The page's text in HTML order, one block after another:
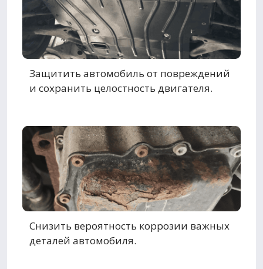
Защитить автомобиль от повреждений
и сохранить целостность двигателя.
Снизить вероятность коррозии важных
деталей автомобиля.